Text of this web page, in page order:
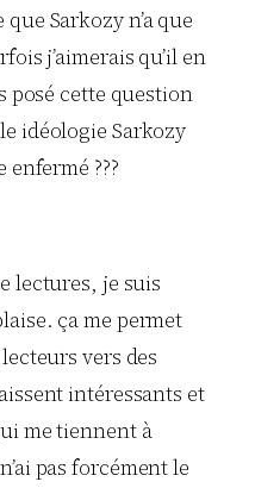
Sarkozy n’a que
j’aimerais qu’il en
posé cette question
idéologie Sarkozy
???
lectures, je suis
ça me permet
vers des
intéressants et
me tiennent à
pas forcément le